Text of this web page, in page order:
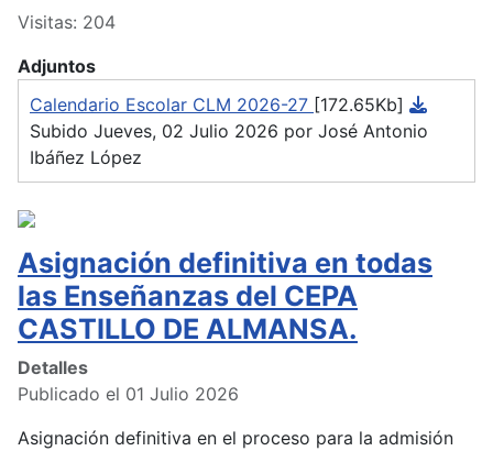
Visitas: 204
Adjuntos
Calendario Escolar CLM 2026-27 [172.65Kb]
Subido Jueves, 02 Julio 2026 por José Antonio
Ibáñez López
Asignación definitiva en todas
las Enseñanzas del CEPA
CASTILLO DE ALMANSA.
Detalles
Publicado el 01 Julio 2026
Asignación definitiva en el proceso para la admisión